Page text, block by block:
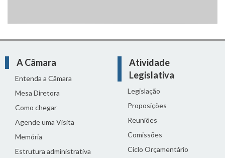
A Câmara
Entenda a Câmara
Mesa Diretora
Como chegar
Agende uma Visita
Memória
Estrutura administrativa
Atividade
Legislativa
Legislação
Proposições
Reuniões
Comissões
Ciclo Orçamentário